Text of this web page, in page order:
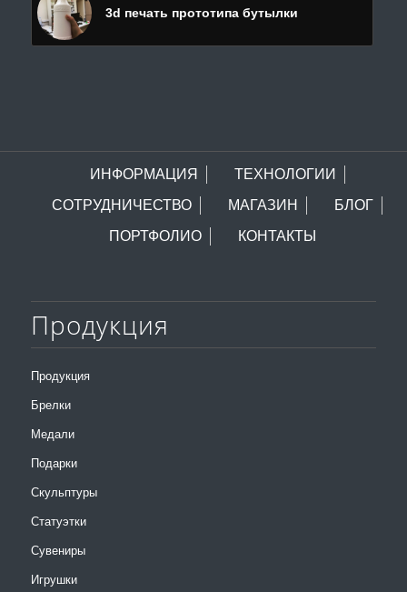
3d печать прототипа бутылки
ИНФОРМАЦИЯ
ТЕХНОЛОГИИ
СОТРУДНИЧЕСТВО
МАГАЗИН
БЛОГ
ПОРТФОЛИО
КОНТАКТЫ
Продукция
Продукция
Брелки
Медали
Подарки
Скульптуры
Статуэтки
Сувениры
Игрушки